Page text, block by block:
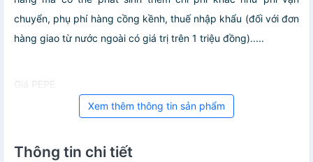
chuyển, phụ phí hàng cồng kềnh, thuế nhập khẩu (đối với đơn
hàng giao từ nước ngoài có giá trị trên 1 triệu đồng).....
Giá PEPE
Xem thêm thông tin sản phẩm
Thông tin chi tiết